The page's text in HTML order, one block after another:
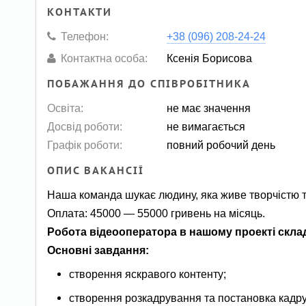
КОНТАКТИ
Телефон:
+38 (096) 208-24-24
Контактна особа:
Ксенія Борисова
ПОБАЖАННЯ ДО СПІВРОБІТНИКА
Освіта:
не має значення
Досвід роботи:
не вимагається
Графік роботи:
повний робочий день
ОПИС ВАКАНСІЇ
Наша команда шукає людину, яка живе
Оплата: 45000 — 55000 гривень на місяць.
Робота відеооператора в нашому проекті
Основні завдання:
створення яскравого контенту;
створення розкадрування та постановка